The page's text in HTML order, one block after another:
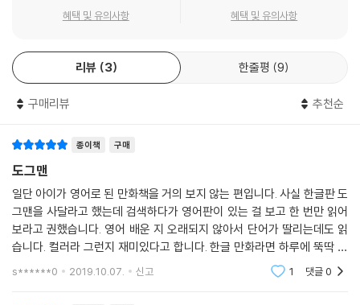
혜택 및 유의사항 혜택 및 유의사항
리뷰 3 한줄평 9
구매리뷰 추천순
종이책 구매
도그맨
일단 아이가 영어로 된 만화책을 거의 보지 않는 편입니다. 사실 한글판 도
그맨을 사달라고 했는데 검색하다가 영어판이 있는 걸 보고 한 번만 읽어
보라고 권했습니다. 영어 배운 지 오래되지 않아서 단어가 딸리는데도 읽
습니다. 컬러라 그런지 재미있다고 합니다. 한글 만화라면 하루에 뚝딱 끝
났을 것이지만 영어라는 이유로 3일이 걸렸네요. 3권이라 그런가봐요. 내
s******0 2019.10.07. 신고 1 댓글0